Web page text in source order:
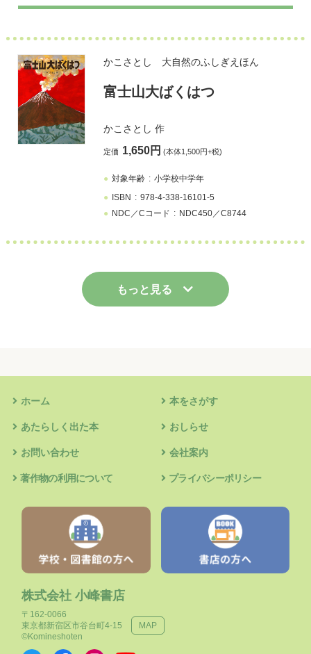
かこさとし 大自然のふしぎえほん
富士山大ばくはつ
かこさとし 作
定価 1,650円 (本体1,500円+税)
対象年齢
小学校中学年
ISBN
978-4-338-16101-5
NDC／Cコード
NDC450／C8744
もっと見る
株式会社 小峰書店
〒162-0066
東京都新宿区市谷台町4-15
MAP
©Komineshoten
ホーム 本をさがす
あたらしく出た本 おしらせ
お問い合わせ 会社案内
著作物の利用について プライバシーポリシー